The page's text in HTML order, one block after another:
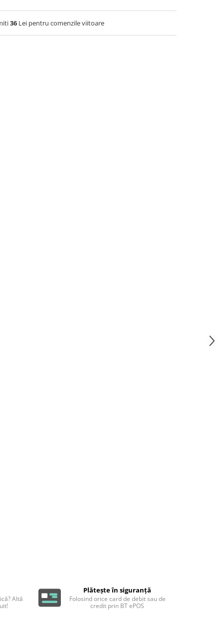
36 Lei pentru comenzile viitoare
Altă
Plătește în siguranță
Folosind orice card de debit sau de
credit prin BT ePOS